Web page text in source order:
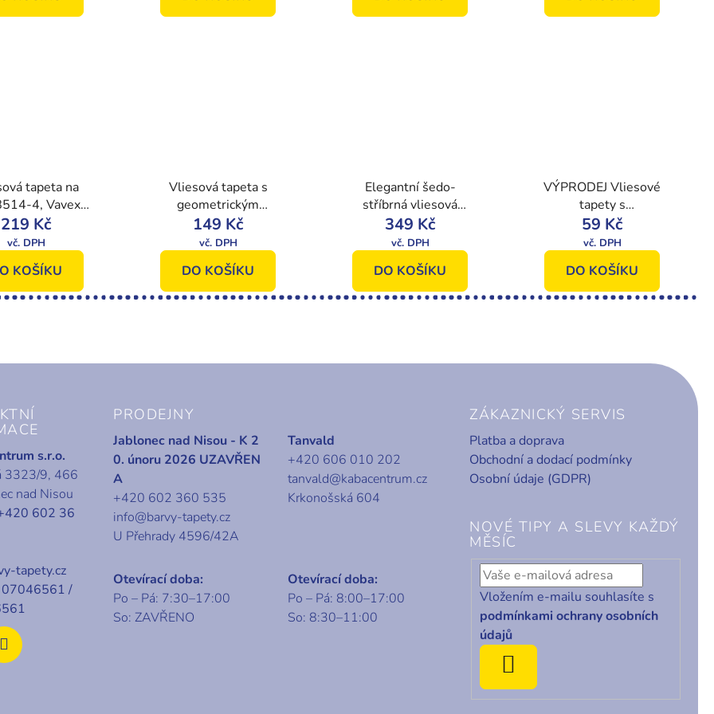
tapeta na
4, Vavex
2021
219 Kč
KOŠÍKU
Vliesová tapeta s
geometrickým
vzorem IF3003,
Vavex 2021
149 Kč
DO KOŠÍKU
Elegantní šedo-
stříbrná vliesová
tapeta na zeď
GT1503, Vavex
2022, Texture Vavex
349 Kč
DO KOŠÍKU
VÝPRODEJ Vliesové
tapety s
geometrickým
vzorem 8100002
Kingdom, Vavex
59 Kč
DO KOŠÍKU
s.r.o.
3323/9, 466
nad Nisou
602 36
tapety.cz
07046561 /
PRODEJNY
Jablonec nad Nisou - K 2
0. únoru 2026 UZAVŘEN
A
+420 602 360 535
info@barvy-tapety.cz
U Přehrady 4596/42A
Tanvald
+420 606 010 202
tanvald@kabacentrum.cz
Krkonošská 604
Otevírací doba:
Po – Pá: 7:30–17:00
So: ZAVŘENO
Otevírací doba:
Po – Pá: 8:00–17:00
So: 8:30–11:00
ZÁKAZNICKÝ SERVIS
Platba a doprava
Obchodní a dodací podmínky
Osobní údaje (GDPR)
NOVÉ TIPY A SLEVY KAŽDÝ
MĚSÍC
Vložením e-mailu souhlasíte s
podmínkami ochrany osobních
údajů